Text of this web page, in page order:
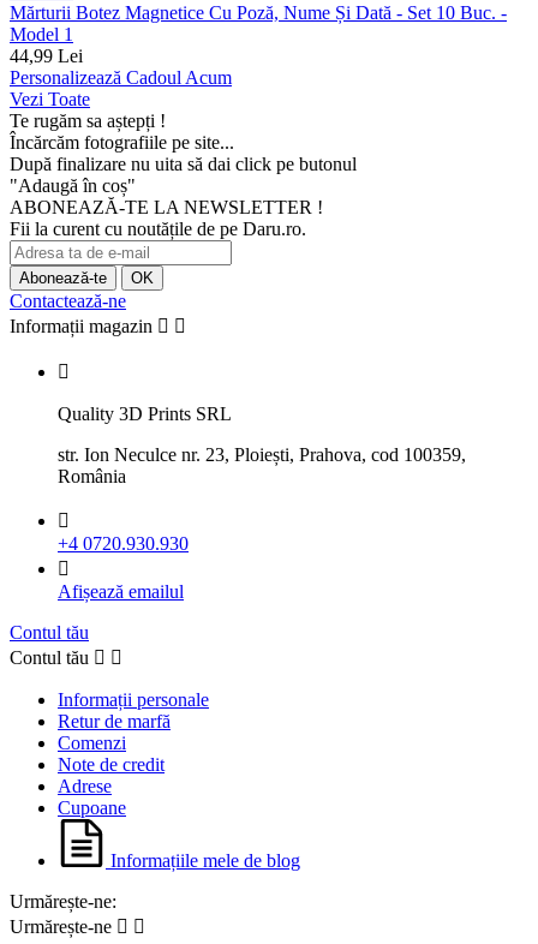
Mărturii Botez Magnetice Cu Poză, Nume Și Dată - Set 10 Buc. -
Model 1
44,99 Lei
Personalizează Cadoul Acum
Vezi Toate
Te rugăm sa aștepți !
Încărcăm fotografiile pe site...
După finalizare nu uita să dai click pe butonul
"Adaugă în coș"
ABONEAZĂ-TE LA NEWSLETTER !
Fii la curent cu noutățile de pe Daru.ro.
Contactează-ne
Informații magazin  

Quality 3D Prints SRL
str. Ion Neculce nr. 23, Ploiești, Prahova, cod 100359,
România

+4 0720.930.930

Afișează emailul
Contul tău
Contul tău  
Informații personale
Retur de marfă
Comenzi
Note de credit
Adrese
Cupoane
Informațiile mele de blog
Urmărește-ne:
Urmărește-ne  